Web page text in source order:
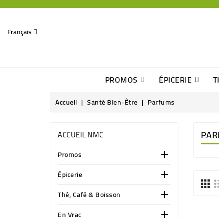
Français
PROMOS ÉPICERIE
Accueil Santé Bien-Être Parfums
ACCUEIL NMC
Promos 
Épicerie 
Thé, Café & Boisson 
En Vrac 